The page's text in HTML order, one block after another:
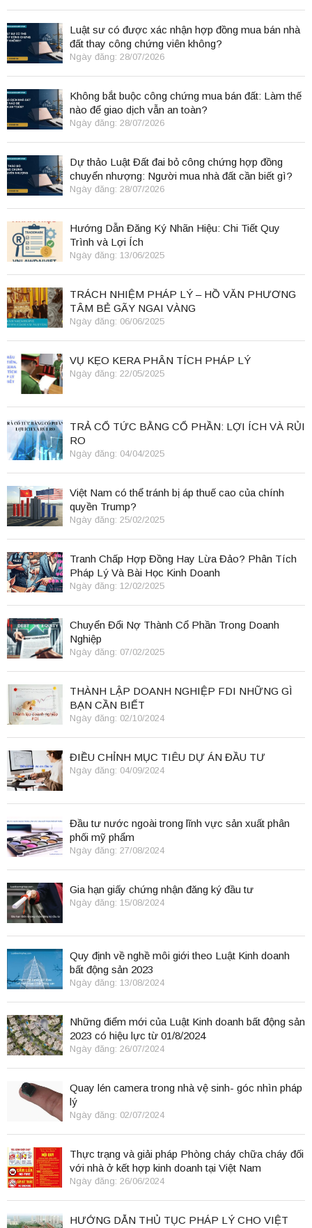
Luật sư có được xác nhận hợp đồng mua bán nhà
đất thay công chứng viên không?
Ngày đăng: 28/07/2026
Không bắt buộc công chứng mua bán đất: Làm thế
nào để giao dịch vẫn an toàn?
Ngày đăng: 28/07/2026
Dự thảo Luật Đất đai bỏ công chứng hợp đồng
chuyển nhượng: Người mua nhà đất cần biết gì?
Ngày đăng: 28/07/2026
Hướng Dẫn Đăng Ký Nhãn Hiệu: Chi Tiết Quy
Trình và Lợi Ích
Ngày đăng: 13/06/2025
TRÁCH NHIỆM PHÁP LÝ – HỒ VĂN PHƯƠNG
TÂM BẺ GÃY NGAI VÀNG
Ngày đăng: 06/06/2025
VỤ KẸO KERA PHÂN TÍCH PHÁP LÝ
Ngày đăng: 22/05/2025
TRẢ CỔ TỨC BẰNG CỔ PHẦN: LỢI ÍCH VÀ RỦI
RO
Ngày đăng: 04/04/2025
Việt Nam có thể tránh bị áp thuế cao của chính
quyền Trump?
Ngày đăng: 25/02/2025
Tranh Chấp Hợp Đồng Hay Lừa Đảo? Phân Tích
Pháp Lý Và Bài Học Kinh Doanh
Ngày đăng: 12/02/2025
Chuyển Đổi Nợ Thành Cổ Phần Trong Doanh
Nghiệp
Ngày đăng: 07/02/2025
THÀNH LẬP DOANH NGHIỆP FDI NHỮNG GÌ
BẠN CẦN BIẾT
Ngày đăng: 02/10/2024
ĐIỀU CHỈNH MỤC TIÊU DỰ ÁN ĐẦU TƯ
Ngày đăng: 04/09/2024
Đầu tư nước ngoài trong lĩnh vực sản xuất phân
phối mỹ phẩm
Ngày đăng: 27/08/2024
Gia hạn giấy chứng nhận đăng ký đầu tư
Ngày đăng: 15/08/2024
Quy định về nghề môi giới theo Luật Kinh doanh
bất động sản 2023
Ngày đăng: 13/08/2024
Những điểm mới của Luật Kinh doanh bất động sản
2023 có hiệu lực từ 01/8/2024
Ngày đăng: 26/07/2024
Quay lén camera trong nhà vệ sinh- góc nhìn pháp
lý
Ngày đăng: 02/07/2024
Thực trạng và giải pháp Phòng cháy chữa cháy đối
với nhà ở kết hợp kinh doanh tại Việt Nam
Ngày đăng: 26/06/2024
HƯỚNG DẪN THỦ TỤC PHÁP LÝ CHO VIỆT